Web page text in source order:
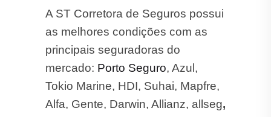
A ST Corretora de Seguros possui
as melhores condições com as
principais seguradoras do
mercado: Porto Seguro, Azul,
Tokio Marine, HDI, Suhai, Mapfre,
Alfa, Gente, Darwin, Allianz, allseg,